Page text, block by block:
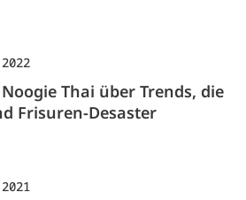
Thai über Trends, die
Frisuren-Desaster